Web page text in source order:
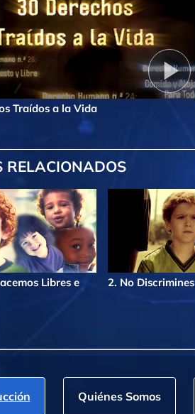
Traídos a la Vida
RELACIONADOS
Libres e
2. No Discrimines
Quiénes Somos